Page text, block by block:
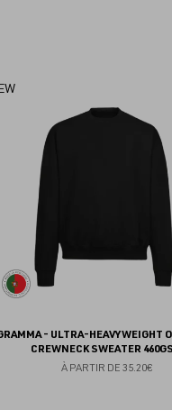
- ULTRA-HEAVYWEIGHT
CREWNECK SWEATER
À PARTIR DE 35.20€